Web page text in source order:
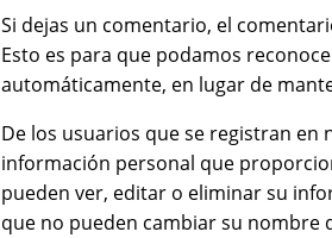
Si dejas un comentario, el
Esto es para que podamos
automáticamente, en lugar de
De los usuarios que se registran en
información personal que
pueden ver, editar o eliminar su
que no pueden cambiar su nombre